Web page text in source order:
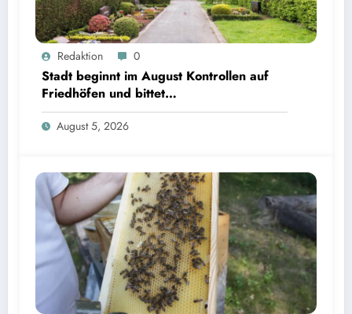
Redaktion 0
Stadt beginnt im August Kontrollen auf
Friedhöfen und bittet
Grabverantwortliche um Pflegeeinsatz
August 5, 2026